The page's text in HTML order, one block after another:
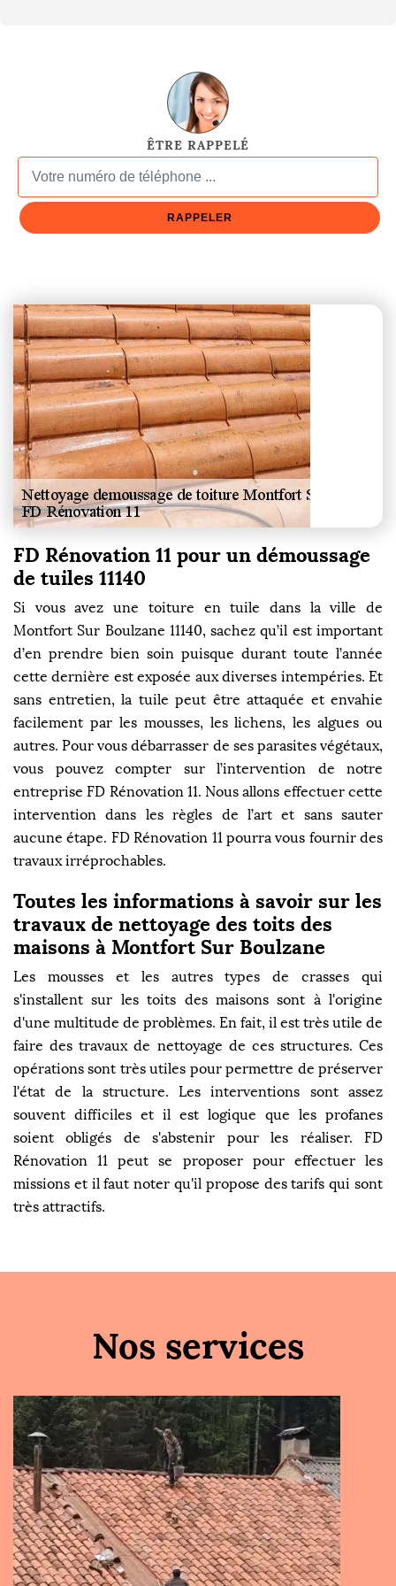
ÊTRE RAPPELÉ
FD Rénovation 11 pour un démoussage
de tuiles 11140
Si vous avez une toiture en tuile dans la ville de
Montfort Sur Boulzane 11140, sachez qu’il est important
d’en prendre bien soin puisque durant toute l’année
cette dernière est exposée aux diverses intempéries. Et
sans entretien, la tuile peut être attaquée et envahie
facilement par les mousses, les lichens, les algues ou
autres. Pour vous débarrasser de ses parasites végétaux,
vous pouvez compter sur l’intervention de notre
entreprise FD Rénovation 11. Nous allons effectuer cette
intervention dans les règles de l’art et sans sauter
aucune étape. FD Rénovation 11 pourra vous fournir des
travaux irréprochables.
Toutes les informations à savoir sur les
travaux de nettoyage des toits des
maisons à Montfort Sur Boulzane
Les mousses et les autres types de crasses qui
s'installent sur les toits des maisons sont à l'origine
d'une multitude de problèmes. En fait, il est très utile de
faire des travaux de nettoyage de ces structures. Ces
opérations sont très utiles pour permettre de préserver
l'état de la structure. Les interventions sont assez
souvent difficiles et il est logique que les profanes
soient obligés de s'abstenir pour les réaliser. FD
Rénovation 11 peut se proposer pour effectuer les
missions et il faut noter qu'il propose des tarifs qui sont
très attractifs.
Nos services